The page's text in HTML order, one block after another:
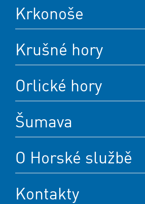
Krkonoše
Krušné hory
Orlické hory
Šumava
O Horské službě
Kontakty